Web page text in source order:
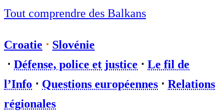
Tout comprendre des Balkans
Croatie ⋅ Slovénie
⋅ Défense, police et justice ⋅ Le fil de
l’Info ⋅ Questions européennes ⋅ Relations
régionales